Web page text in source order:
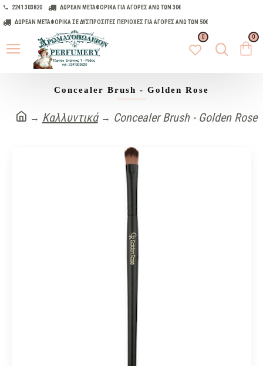
2241 303820 ΔΩΡΕΑΝ ΜΕΤΑΦΟΡΙΚΑ ΓΙΑ ΑΓΟΡΕΣ ΑΝΩ ΤΩΝ 30€
ΔΩΡΕΑΝ ΜΕΤΑΦΟΡΙΚΑ ΣΕ ΔΥΣΠΡΟΣΙΤΕΣ ΠΕΡΙΟΧΕΣ ΓΙΑ ΑΓΟΡΕΣ ΑΝΩ ΤΩΝ 50€
0 0
Καλλυντικά Concealer Brush - Golden Rose
Concealer Brush - Golden Rose